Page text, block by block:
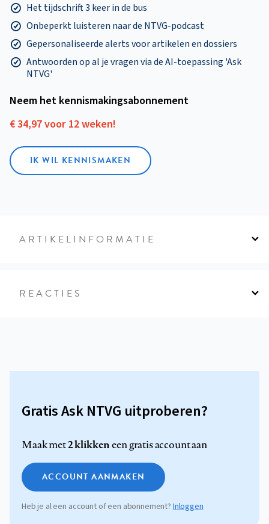
Het tijdschrift 3 keer in de bus
Onbeperkt luisteren naar de NTVG-podcast
Gepersonaliseerde alerts voor artikelen en dossiers
Antwoorden op al je vragen via de AI-toepassing 'Ask
NTVG'
Neem het kennismakings­abonnement
€ 34,97 voor 12 weken!
IK WIL KENNISMAKEN
ARTIKELINFORMATIE
REACTIES
Gratis Ask NTVG uitproberen?
Maak met2 klikkeneen gratis account aan
ACCOUNT AANMAKEN
Heb je al een account of een abonnement?Inloggen